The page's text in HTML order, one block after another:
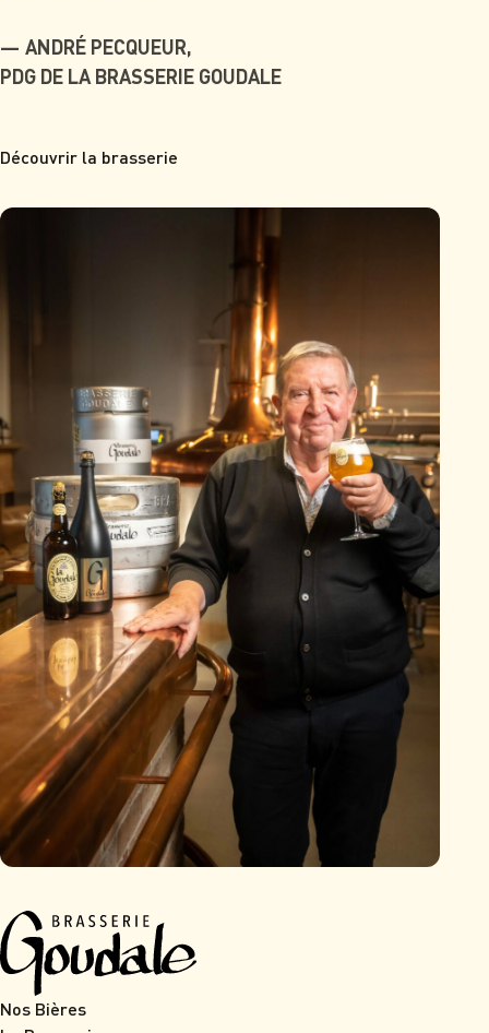
ANDRÉ PECQUEUR,
PDG DE LA BRASSERIE GOUDALE
Découvrir la brasserie
Nos Bières